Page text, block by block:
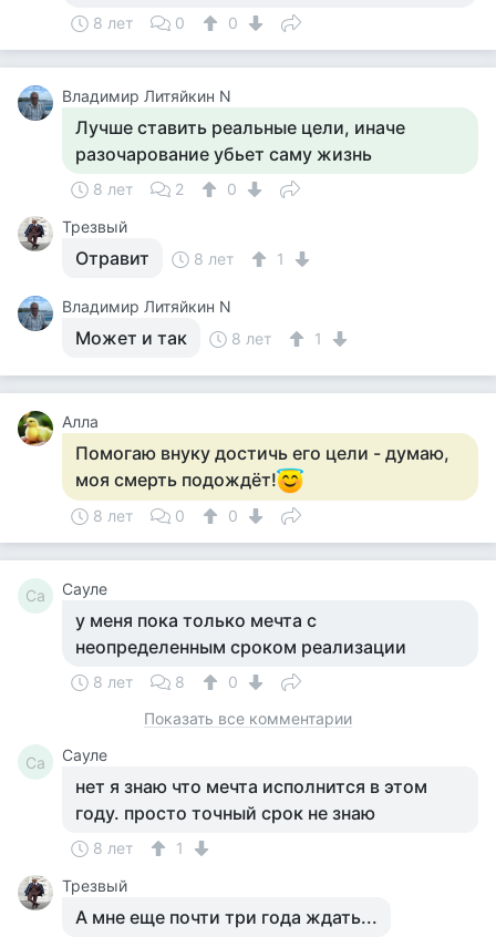
8 лет 0 0
Владимир Литяйкин N
Лучше ставить реальные цели, иначе
разочарование убьет саму жизнь
8 лет 2
0
Трезвый
Отравит 8 лет 1
Владимир Литяйкин N
Может и так 8 лет 1
Алла
Помогаю внуку достичь его цели - думаю,
моя смерть подождёт!
8 лет 0 0
Са Сауле
у меня пока только мечта с
неопределенным сроком реализации
8 лет 8
0
Показать все комментарии
Са Сауле
нет я знаю что мечта исполнится в этом
году. просто точный срок не знаю
8 лет
1
Трезвый
А мне еще почти три года ждать...